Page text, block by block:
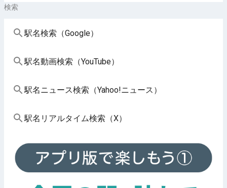
検索
駅名検索（Google）
駅名動画検索（YouTube）
駅名ニュース検索（Yahoo!ニュース）
駅名リアルタイム検索（X）